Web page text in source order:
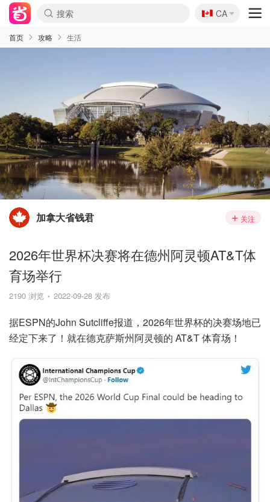
🇨🇦
CA
首页 攻略 生活
加拿大省钱君 关注
2026年世界杯决赛将在德州阿灵顿AT&T体
育场举行
2190 浏览 2022-09-28 发布
据ESPN的John Sutcliffe报道，2026年世界杯的决赛场地已
经定下来了！就在德克萨斯州阿灵顿的 AT&T 体育场！